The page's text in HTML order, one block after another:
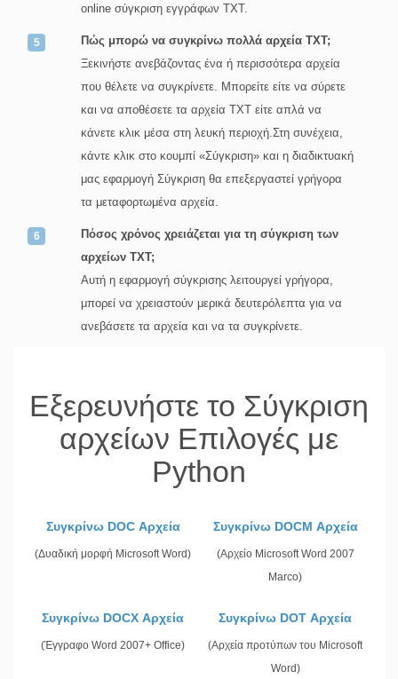
online σύγκριση εγγράφων TXT.
Πώς μπορώ να συγκρίνω πολλά αρχεία TXT;
Ξεκινήστε ανεβάζοντας ένα ή περισσότερα αρχεία
που θέλετε να συγκρίνετε. Μπορείτε είτε να σύρετε
και να αποθέσετε τα αρχεία TXT είτε απλά να
κάνετε κλικ μέσα στη λευκή περιοχή.Στη συνέχεια,
κάντε κλικ στο κουμπί «Σύγκριση» και η διαδικτυακή
μας εφαρμογή Σύγκριση θα επεξεργαστεί γρήγορα
τα μεταφορτωμένα αρχεία.
Πόσος χρόνος χρειάζεται για τη σύγκριση των
αρχείων TXT;
Αυτή η εφαρμογή σύγκρισης λειτουργεί γρήγορα,
μπορεί να χρειαστούν μερικά δευτερόλεπτα για να
ανεβάσετε τα αρχεία και να τα συγκρίνετε.
Εξερευνήστε το Σύγκριση
αρχείων Επιλογές με
Python
Συγκρίνω DOC Αρχεία
(Δυαδική μορφή Microsoft Word)
Συγκρίνω DOCM Αρχεία
(Αρχείο Microsoft Word 2007
Marco)
Συγκρίνω DOCX Αρχεία
(Έγγραφο Word 2007+ Office)
Συγκρίνω DOT Αρχεία
(Αρχεία προτύπων του Microsoft
Word)